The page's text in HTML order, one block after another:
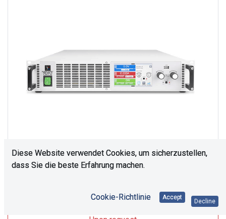
Diese Website verwendet Cookies, um sicherzustellen,
dass Sie die beste Erfahrung machen.
Cookie-Richtlinie Accept
Decline